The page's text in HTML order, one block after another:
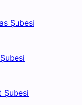
Şubesi
Şubesi